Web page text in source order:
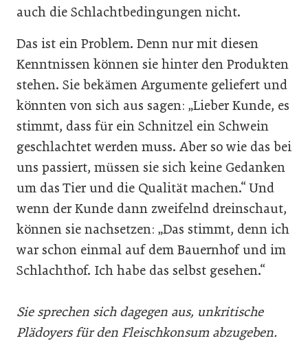
auch die Schlachtbedingungen nicht.
Das ist ein Problem. Denn nur mit diesen
Kenntnissen können sie hinter den Produkten
stehen. Sie bekämen Argumente geliefert und
könnten von sich aus sagen: „Lieber Kunde, es
stimmt, dass für ein Schnitzel ein Schwein
geschlachtet werden muss. Aber so wie das bei
uns passiert, müssen sie sich keine Gedanken
um das Tier und die Qualität machen.“ Und
wenn der Kunde dann zweifelnd dreinschaut,
können sie nachsetzen: „Das stimmt, denn ich
war schon einmal auf dem Bauernhof und im
Schlachthof. Ich habe das selbst gesehen.“
Sie sprechen sich dagegen aus, unkritische
Plädoyers für den Fleischkonsum abzugeben.